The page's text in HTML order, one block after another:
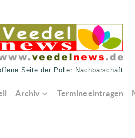
Seite der Poller Nachbarschaft
Archiv Termine eintragen